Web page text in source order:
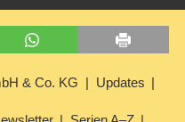
& Co. KG Updates